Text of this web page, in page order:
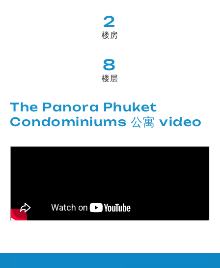
2
楼房
8
楼层
The Panora Phuket
Condominiums 公寓 video